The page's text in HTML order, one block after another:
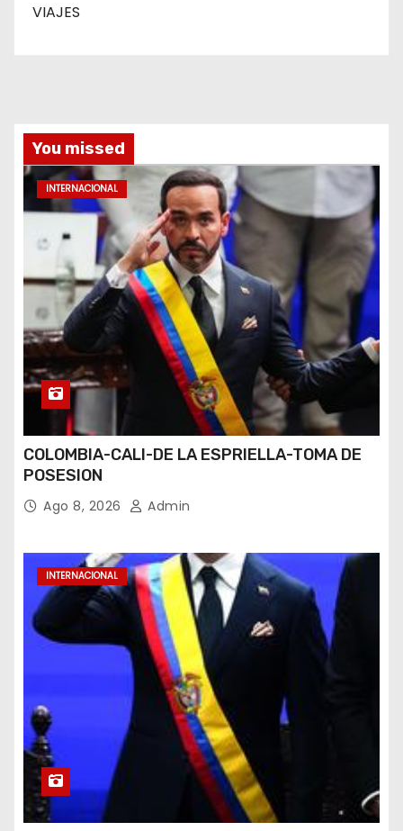
VIAJES
You missed
INTERNACIONAL
COLOMBIA-CALI-DE LA ESPRIELLA-TOMA DE
POSESION
Ago 8, 2026 Admin
INTERNACIONAL